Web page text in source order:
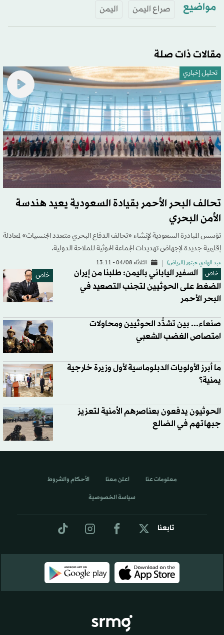
مواضيع صراع اليمن اليمن
مقالات ذات صلة
تحليل إخباري
تحالف البحر الأحمر بقيادة السعودية يعيد هندسة
الأمن البحري
تؤسس المبادرة السعودية لإنشاء «تحالف الدفاع البحري متعدد الجنسيات» لمعادلة
إقليمية جديدة لإجهاض تهديدات الجماعة الحوثية للملاحة الدولية.
عبد الهادي حبتور (الرياض) الثلاثاء 04/08 - 13:11
خاص خاص
السفير الياباني باليمن: طلبنا من إيران
الضغط على الحوثيين لتجنب التصعيد في
البحر الأحمر
صنعاء... بين تشدُّد الحوثيين ومحاولات
امتصاص الغضب الشعبي
ما أبرز الأولويات الدبلوماسية لأول وزيرة خارجية
يمنية؟
الحوثيون يدفعون بعناصرهم الأمنية لتعزيز
جبهاتهم في الضالع
تابعنا
معلومات عنا اعلن معنا الأحكام والشروط
سياسة الخصوصية